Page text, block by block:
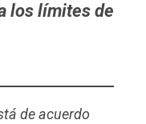
los límites de
de acuerdo